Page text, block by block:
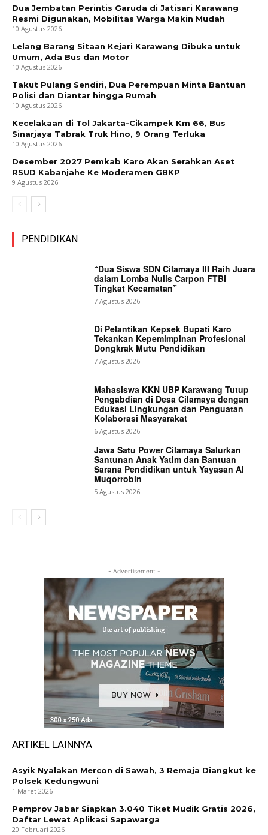
Dua Jembatan Perintis Garuda di Jatisari Karawang
Resmi Digunakan, Mobilitas Warga Makin Mudah
10 Agustus 2026
Lelang Barang Sitaan Kejari Karawang Dibuka untuk
Umum, Ada Bus dan Motor
10 Agustus 2026
Takut Pulang Sendiri, Dua Perempuan Minta Bantuan
Polisi dan Diantar hingga Rumah
10 Agustus 2026
Kecelakaan di Tol Jakarta-Cikampek Km 66, Bus
Sinarjaya Tabrak Truk Hino, 9 Orang Terluka
10 Agustus 2026
Desember 2027 Pemkab Karo Akan Serahkan Aset
RSUD Kabanjahe Ke Moderamen GBKP
9 Agustus 2026
PENDIDIKAN
“Dua Siswa SDN Cilamaya III Raih Juara
dalam Lomba Nulis Carpon FTBI
Tingkat Kecamatan”
7 Agustus 2026
Di Pelantikan Kepsek Bupati Karo
Tekankan Kepemimpinan Profesional
Dongkrak Mutu Pendidikan
7 Agustus 2026
Mahasiswa KKN UBP Karawang Tutup
Pengabdian di Desa Cilamaya dengan
Edukasi Lingkungan dan Penguatan
Kolaborasi Masyarakat
6 Agustus 2026
Jawa Satu Power Cilamaya Salurkan
Santunan Anak Yatim dan Bantuan
Sarana Pendidikan untuk Yayasan Al
Muqorrobin
5 Agustus 2026
- Advertisement -
ARTIKEL LAINNYA
Asyik Nyalakan Mercon di Sawah, 3 Remaja Diangkut ke
Polsek Kedungwuni
1 Maret 2026
Pemprov Jabar Siapkan 3.040 Tiket Mudik Gratis 2026,
Daftar Lewat Aplikasi Sapawarga
20 Februari 2026